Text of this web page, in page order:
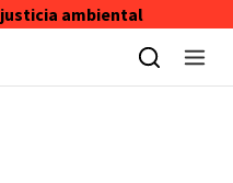
ambiental